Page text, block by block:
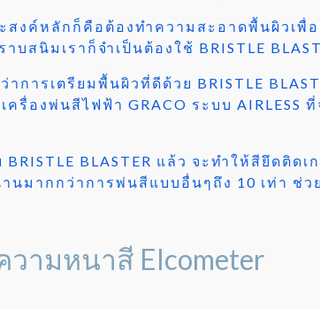
งค์หลักก็คือต้องทำความสะอาดพื้นผิวเ
สนิมเราก็จำเป็นต้องใช้ BRISTLE
การเตรียมพื้นผิวที่ดีด้วย BRISTLE
รื่องพ่นสีไฟฟ้า GRACO ระบบ AIRLESS
BLASTER แล้ว จะทำให้สียึดติด
นมากกว่าการพ่นสีแบบอื่นๆถึง 10 เท่า ช่
วามหนาสี Elcometer